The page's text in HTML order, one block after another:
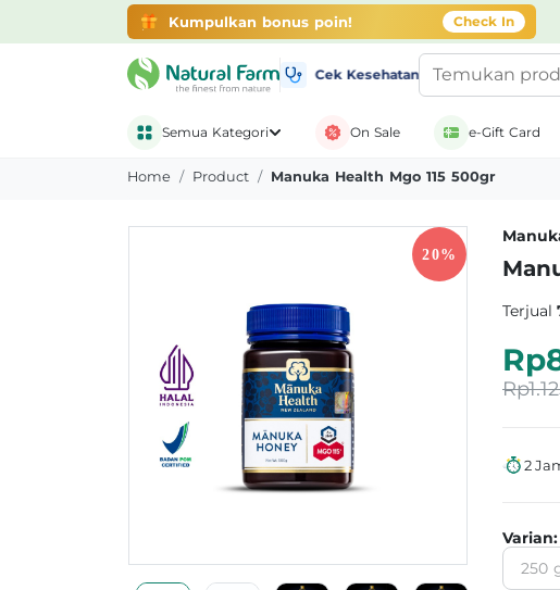
Gratis Ongkir + Banyak Promo belanja di aplikasi
Kumpulkan bonus poin! Check In
Cek Kesehatan
Semua Kategori On Sale e-Gift Card
Home Product Manuka Health Mgo 115 500gr
Terjual
2
Varian:
250